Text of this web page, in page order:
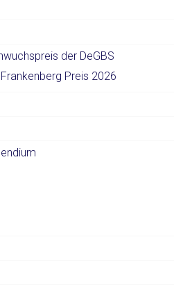
der DeGBS
Preis 2026